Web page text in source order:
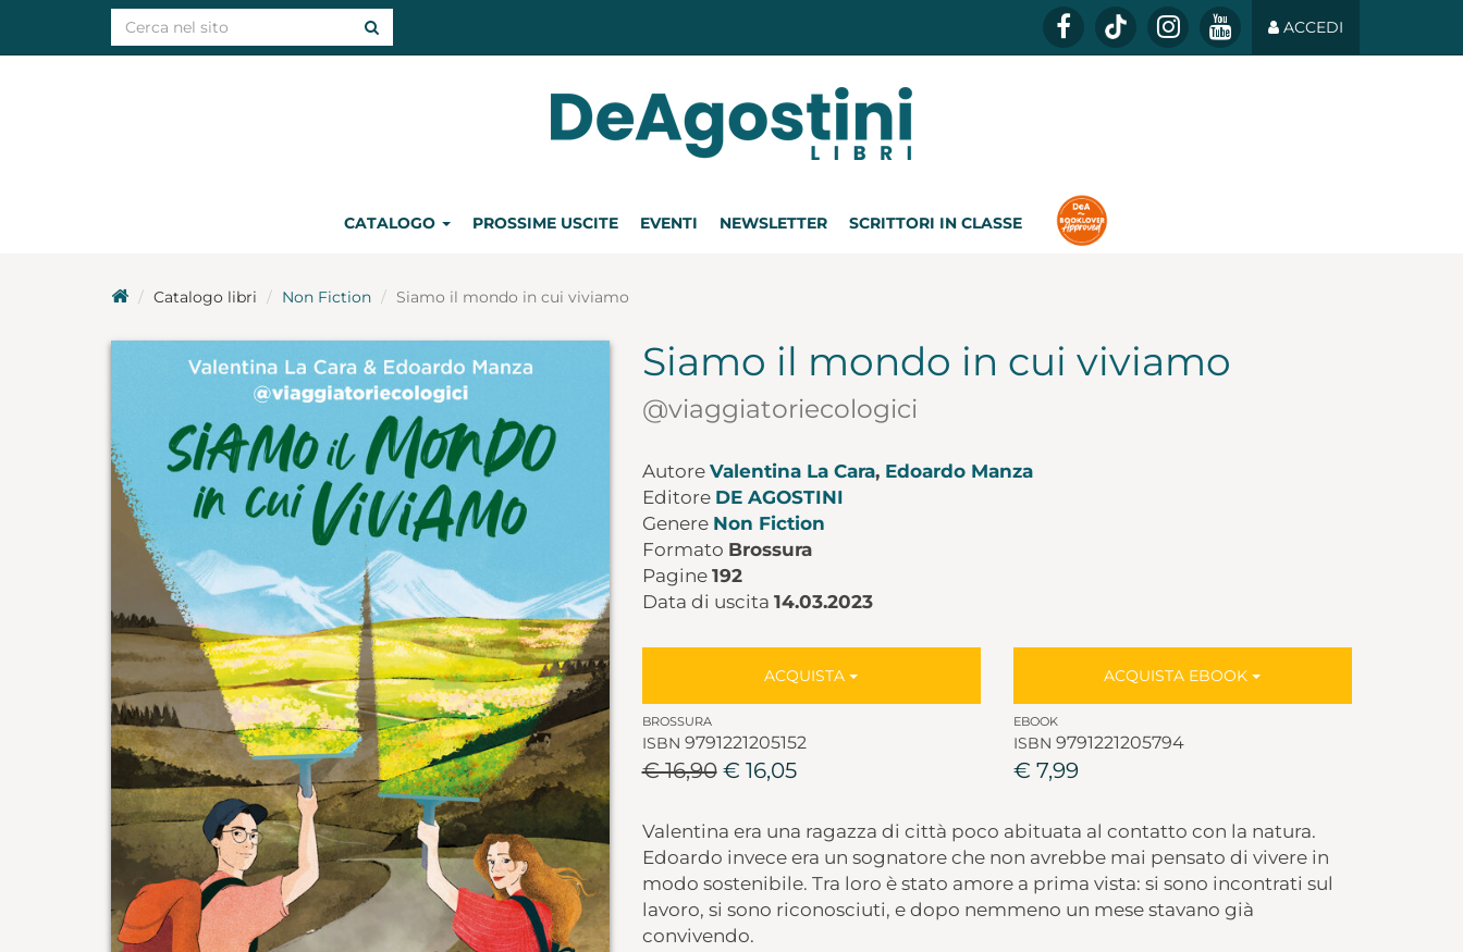
ACCEDI
CATALOGO PROSSIME USCITE EVENTI NEWSLETTER SCRITTORI IN CLASSE
Catalogo libri Non Fiction Siamo il mondo in cui viviamo
Siamo il mondo in cui viviamo
@viaggiatoriecologici
Autore Valentina La Cara, Edoardo Manza
Editore DE AGOSTINI
Genere Non Fiction
Formato Brossura
Pagine 192
Data di uscita 14.03.2023
ACQUISTA
BROSSURA
ISBN 9791221205152
€ 16,90 € 16,05
ACQUISTA EBOOK
EBOOK
ISBN 9791221205794
€ 7,99
Valentina era una ragazza di città poco abituata al contatto con la natura.
Edoardo invece era un sognatore che non avrebbe mai pensato di vivere in
modo sostenibile. Tra loro è stato amore a prima vista: si sono incontrati sul
lavoro, si sono riconosciuti, e dopo nemmeno un mese stavano già
convivendo.